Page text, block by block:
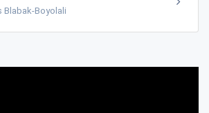
Blabak-Boyolali